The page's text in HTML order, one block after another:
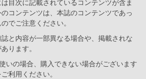
目次に記載されているコンテンツが含ま
コンテンツは、本誌のコンテンツであっ
でご注意ください。
と内容が一部異なる場合や、掲載されな
ります。
いの場合、購入できない場合がございます
利用ください。